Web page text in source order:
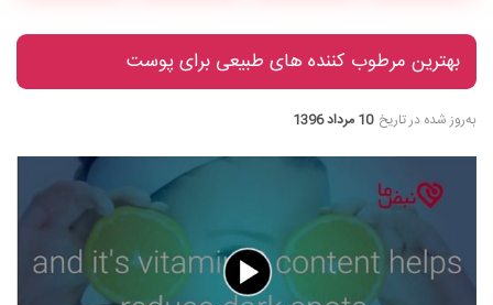
بهترین مرطوب کننده های طبیعی برای پوست
به‌روز شده در تاریخ 10 مرداد 1396